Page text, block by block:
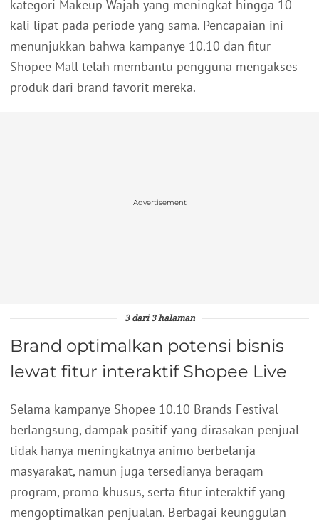
kategori Makeup Wajah yang meningkat hingga 10
kali lipat pada periode yang sama. Pencapaian ini
menunjukkan bahwa kampanye 10.10 dan fitur
Shopee Mall telah membantu pengguna mengakses
produk dari brand favorit mereka.
Advertisement
3 dari 3 halaman
Brand optimalkan potensi bisnis
lewat fitur interaktif Shopee Live
Selama kampanye Shopee 10.10 Brands Festival
berlangsung, dampak positif yang dirasakan penjual
tidak hanya meningkatnya animo berbelanja
masyarakat, namun juga tersedianya beragam
program, promo khusus, serta fitur interaktif yang
mengoptimalkan penjualan. Berbagai keunggulan